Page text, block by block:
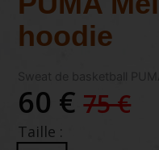
hoodie
Sweat de basketball
60 € 75 €
Taille :